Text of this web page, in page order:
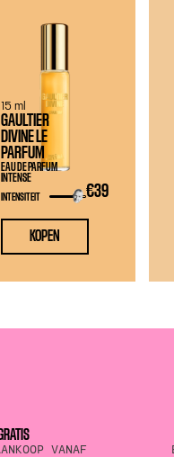
GAULTIER
DIVINE LE
PARFUM
EAU DE PARFUM
INTENSE
€39
INTENSITEIT
15 ml
KOPEN
VANAF